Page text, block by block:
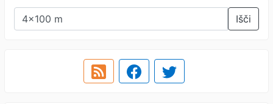
Išči